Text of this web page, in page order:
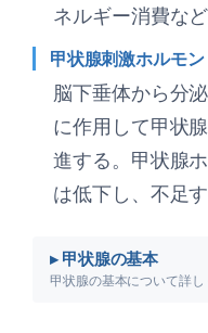
ネルギー消費な
甲状腺刺激ホルモン
脳下垂体から分
に作用して甲状
進する。甲状腺
は低下し、不足
▸ 甲状腺の基本
甲状腺の基本について詳し